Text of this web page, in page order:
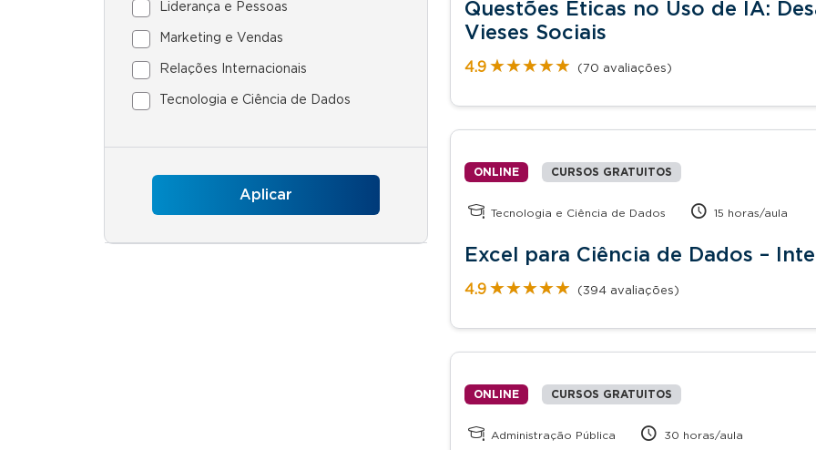
Liderança e Pessoas
Marketing e Vendas
Relações Internacionais
Tecnologia e Ciência de Dados
Questões Éticas no Uso de IA:
Vieses Sociais
4.9 ★★★★★
★★★★★ (70 avaliações)
ONLINE CURSOS GRATUITOS
Tecnologia e Ciência de Dados 15 horas/aula
Excel para Ciência de Dados –
4.9 ★★★★★
★★★★★ (394 avaliações)
ONLINE CURSOS GRATUITOS
Administração Pública 30 horas/aula